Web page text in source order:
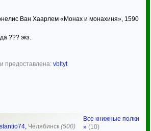
Ван Хаарлем «Монах и монахиня», 1590
??? экз.
предоставлена: vbltyt
, Челябинск (500)
Все книжные полки
» (10)